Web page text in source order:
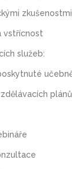
zkušenostmi
vstřícnost
služeb:
plánů